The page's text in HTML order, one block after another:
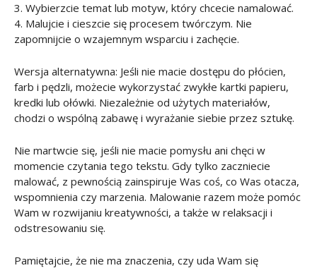
3. Wybierzcie temat lub motyw, który chcecie namalować.
4. Malujcie i cieszcie się procesem twórczym. Nie
zapomnijcie o wzajemnym wsparciu i zachęcie.
Wersja alternatywna: Jeśli nie macie dostępu do płócien,
farb i pędzli, możecie wykorzystać zwykłe kartki papieru,
kredki lub ołówki. Niezależnie od użytych materiałów,
chodzi o wspólną zabawę i wyrażanie siebie przez sztukę.
Nie martwcie się, jeśli nie macie pomysłu ani chęci w
momencie czytania tego tekstu. Gdy tylko zaczniecie
malować, z pewnością zainspiruje Was coś, co Was otacza,
wspomnienia czy marzenia. Malowanie razem może pomóc
Wam w rozwijaniu kreatywności, a także w relaksacji i
odstresowaniu się.
Pamiętajcie, że nie ma znaczenia, czy uda Wam się